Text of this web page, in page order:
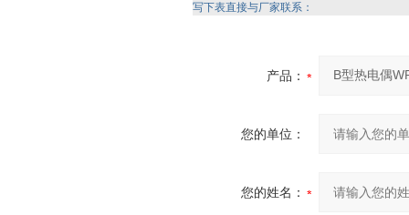
写下表直接与厂家联系：
产品：
您的单位：
您的姓名：